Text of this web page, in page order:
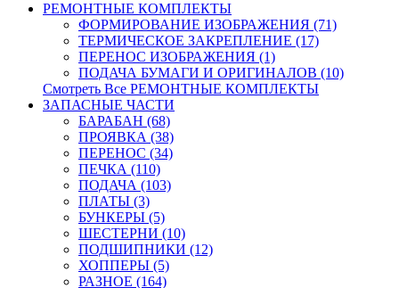
РЕМОНТНЫЕ КОМПЛЕКТЫ
ФОРМИРОВАНИЕ ИЗОБРАЖЕНИЯ (71)
ТЕРМИЧЕСКОЕ ЗАКРЕПЛЕНИЕ (17)
ПЕРЕНОС ИЗОБРАЖЕНИЯ (1)
ПОДАЧА БУМАГИ И ОРИГИНАЛОВ (10)
Смотреть Все РЕМОНТНЫЕ КОМПЛЕКТЫ
ЗАПАСНЫЕ ЧАСТИ
БАРАБАН (68)
ПРОЯВКА (38)
ПЕРЕНОС (34)
ПЕЧКА (110)
ПОДАЧА (103)
ПЛАТЫ (3)
БУНКЕРЫ (5)
ШЕСТЕРНИ (10)
ПОДШИПНИКИ (12)
ХОППЕРЫ (5)
РАЗНОЕ (164)